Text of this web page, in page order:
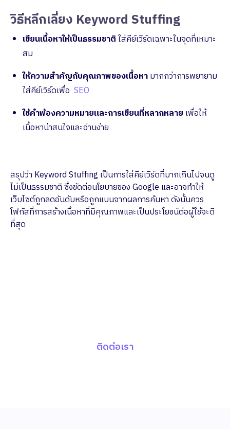
วิธีหลีกเลี่ยง Keyword Stuffing
เขียนเนื้อหาให้เป็นธรรมชาติใส่คีย์เวิร์ดเฉพาะในจุดที่เหมาะ
สม
ให้ความสำคัญกับคุณภาพของเนื้อหามากกว่าการพยายาม
ใส่คีย์เวิร์ดเพื่อ SEO
ใช้คำพ้องความหมายและการเขียนที่หลากหลาย เพื่อให้
เนื้อหาน่าสนใจและอ่านง่าย
สรุปว่า Keyword Stuffing เป็นการใส่คีย์เวิร์ดที่มากเกินไปจนดู
ไม่เป็นธรรมชาติ ซึ่งขัดต่อนโยบายของ Google และอาจทำให้
เว็บไซต์ถูกลดอันดับหรือถูกแบนจากผลการค้นหา ดังนั้นควร
โฟกัสที่การสร้างเนื้อหาที่มีคุณภาพและเป็นประโยชน์ต่อผู้ใช้จะดี
ที่สุด
ติดต่อเรา